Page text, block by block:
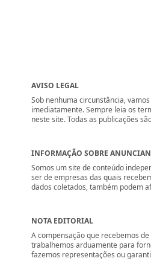
AVISO LEGAL
Sob nenhuma circunstância,
imediatamente. Sempre leia os
neste site. Todas as publicações
INFORMAÇÃO SOBRE
Somos um site de conteúdo
ser de empresas das quais
dados coletados, também podem
NOTA EDITORIAL
A compensação que recebemos
trabalhemos arduamente para
fazemos representações ou